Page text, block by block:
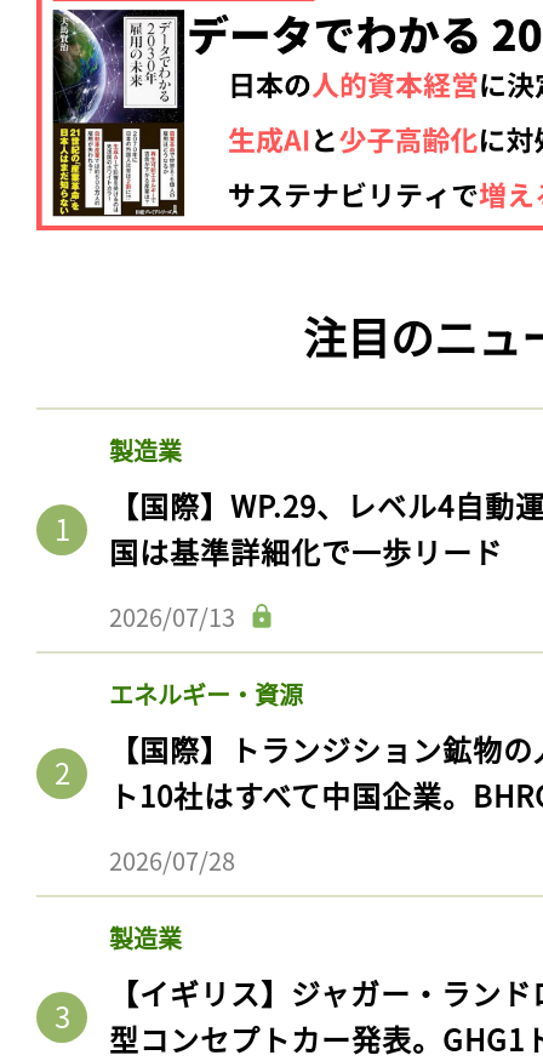
注目のニュ
製造業
【国際】WP.29、レベル4自動
国は基準詳細化で一歩リード
2026/07/13
エネルギー・資源
【国際】トランジション鉱物
ト10社はすべて中国企業。
2026/07/28
製造業
【イギリス】ジャガー・ラン
型コンセプトカー発表。GHG1